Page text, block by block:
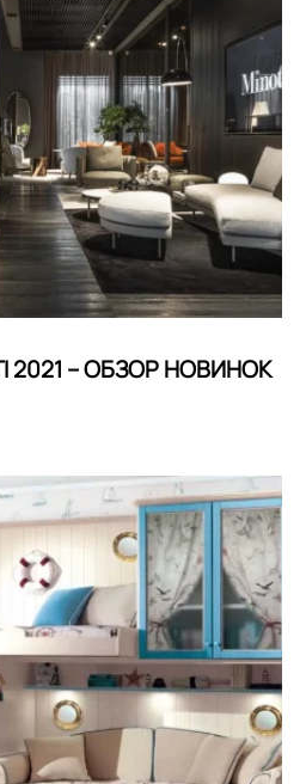
2021 – ОБЗОР НОВИНОК